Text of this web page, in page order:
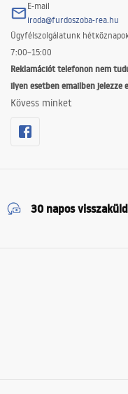
E-mail
iroda@furdoszoba-rea.hu
Ügyfélszolgálatunk
7:00–15:00
Reklamációt telefonon nem
ilyen esetben emailben jelezze
Kövess minket
30 napos